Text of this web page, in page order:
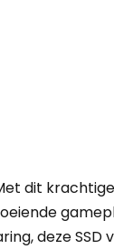
dit
deze SSD